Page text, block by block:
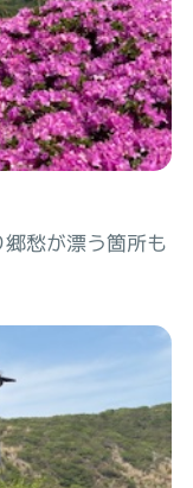
愁が漂う箇所も